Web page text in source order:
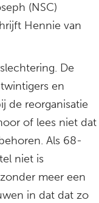
(NSC)
Hennie van
De
en
de reorganisatie
of lees niet dat
Als 68-
niet is
meer een
in dat dat zo